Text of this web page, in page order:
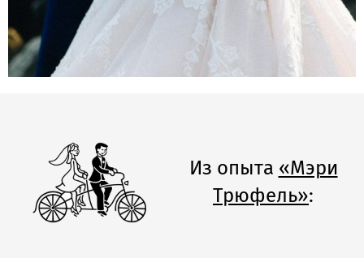
Из опыта «Мэри
Трюфель»: